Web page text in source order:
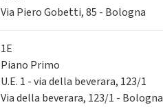
Via Piero Gobetti, 85 - Bologna
1E
Piano Primo
U.E. 1 - via della beverara, 123/1
Via della beverara, 123/1 - Bologna